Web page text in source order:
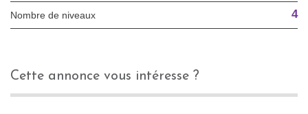
Nombre de niveaux 4
cette annonce vous intéresse ?